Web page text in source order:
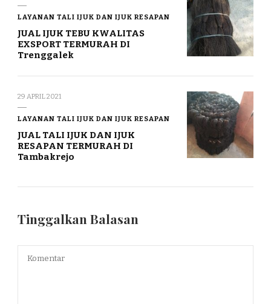
LAYANAN TALI IJUK DAN IJUK RESAPAN
JUAL IJUK TEBU KWALITAS
EXSPORT TERMURAH DI
Trenggalek
29 APRIL 2021
LAYANAN TALI IJUK DAN IJUK RESAPAN
JUAL TALI IJUK DAN IJUK
RESAPAN TERMURAH DI
Tambakrejo
Tinggalkan Balasan